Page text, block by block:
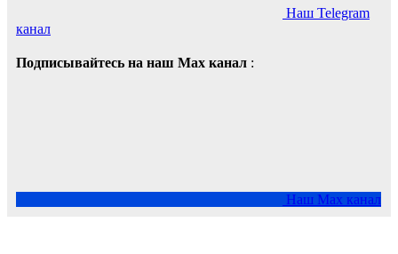
Наш Telegram
канал
Подписывайтесь на наш Max канал :
Наш Max канал